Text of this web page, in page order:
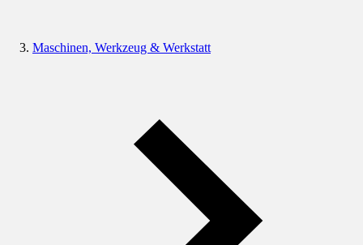
Maschinen, Werkzeug & Werkstatt